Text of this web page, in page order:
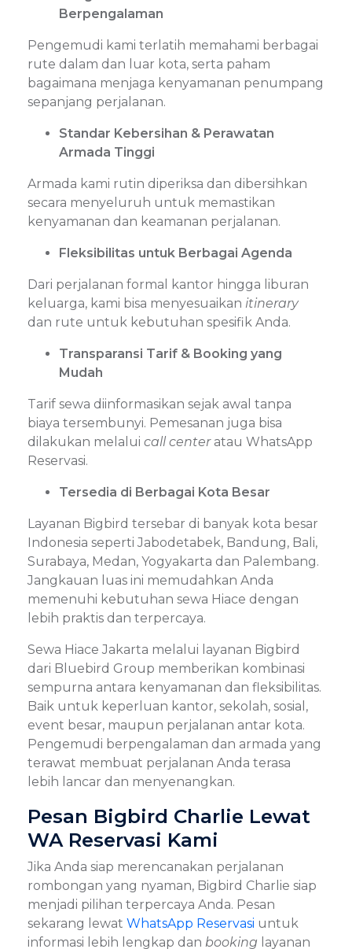
Berpengalaman
Pengemudi kami terlatih memahami berbagai
rute dalam dan luar kota, serta paham
bagaimana menjaga kenyamanan penumpang
sepanjang perjalanan.
Standar Kebersihan & Perawatan
Armada Tinggi
Armada kami rutin diperiksa dan dibersihkan
secara menyeluruh untuk memastikan
kenyamanan dan keamanan perjalanan.
Fleksibilitas untuk Berbagai Agenda
Dari perjalanan formal kantor hingga liburan
keluarga, kami bisa menyesuaikan itinerary
dan rute untuk kebutuhan spesifik Anda.
Transparansi Tarif & Booking yang
Mudah
Tarif sewa diinformasikan sejak awal tanpa
biaya tersembunyi. Pemesanan juga bisa
dilakukan melalui call center atau WhatsApp
Reservasi.
Tersedia di Berbagai Kota Besar
Layanan Bigbird tersebar di banyak kota besar
Indonesia seperti Jabodetabek, Bandung, Bali,
Surabaya, Medan, Yogyakarta dan Palembang.
Jangkauan luas ini memudahkan Anda
memenuhi kebutuhan sewa Hiace dengan
lebih praktis dan terpercaya.
Sewa Hiace Jakarta melalui layanan Bigbird
dari Bluebird Group memberikan kombinasi
sempurna antara kenyamanan dan fleksibilitas.
Baik untuk keperluan kantor, sekolah, sosial,
event besar, maupun perjalanan antar kota.
Pengemudi berpengalaman dan armada yang
terawat membuat perjalanan Anda terasa
lebih lancar dan menyenangkan.
Pesan Bigbird Charlie Lewat
WA Reservasi Kami
Jika Anda siap merencanakan perjalanan
rombongan yang nyaman, Bigbird Charlie siap
menjadi pilihan terpercaya Anda. Pesan
sekarang lewat WhatsApp Reservasi untuk
informasi lebih lengkap dan booking layanan